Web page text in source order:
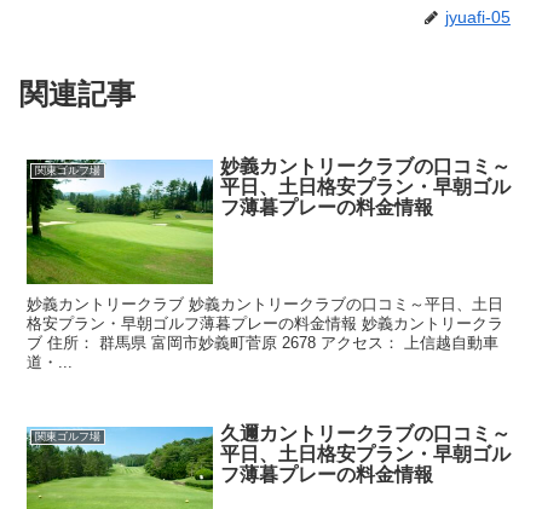
jyuafi-05
関連記事
関東ゴルフ場
妙義カントリークラブの口コミ～
平日、土日格安プラン・早朝ゴル
フ薄暮プレーの料金情報
妙義カントリークラブ 妙義カントリークラブの口コミ～平日、土日
格安プラン・早朝ゴルフ薄暮プレーの料金情報 妙義カントリークラ
ブ 住所： 群馬県 富岡市妙義町菅原 2678 アクセス： 上信越自動車
道・...
関東ゴルフ場
久邇カントリークラブの口コミ～
平日、土日格安プラン・早朝ゴル
フ薄暮プレーの料金情報